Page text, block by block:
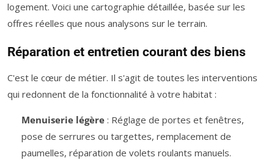
logement. Voici une cartographie détaillée, basée sur les
offres réelles que nous analysons sur le terrain.
Réparation et entretien courant des biens
C'est le cœur de métier. Il s'agit de toutes les interventions
qui redonnent de la fonctionnalité à votre habitat :
Menuiserie légère: Réglage de portes et fenêtres,
pose de serrures ou targettes, remplacement de
paumelles, réparation de volets roulants manuels.